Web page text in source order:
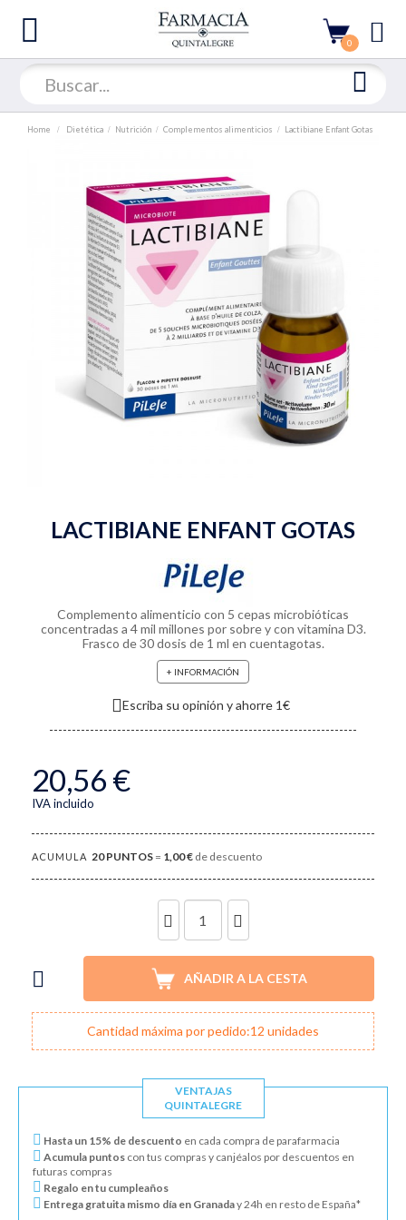
0
Home Dietética Nutrición Complementos alimenticios Lactibiane Enfant Gotas
LACTIBIANE ENFANT GOTAS
Complemento alimenticio con 5 cepas microbióticas
concentradas a 4 mil millones por sobre y con vitamina D3.
Frasco de 30 dosis de 1 ml en cuentagotas.
+ INFORMACIÓN
Escriba su opinión y ahorre 1€
20,56 €
IVA incluido
ACUMULA 20PUNTOS = 1,00 € de descuento
UNIDADES
AÑADIR A LA CESTA
Cantidad máxima por pedido:12 unidades
VENTAJAS
QUINTALEGRE
Hasta un 15% de descuento en cada compra de parafarmacia
Acumula puntos con tus compras y canjéalos por descuentos en
futuras compras
Regalo en tu cumpleaños
Entrega gratuita mismo día en Granaday 24h en resto de España*